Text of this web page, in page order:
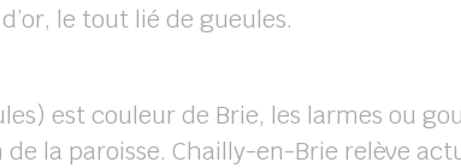
le tout lié de gueules.
est couleur de Brie, les larmes ou
la paroisse. Chailly-en-Brie relève